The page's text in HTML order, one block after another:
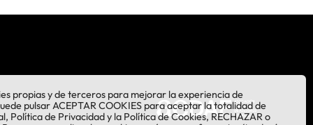
propias y de terceros para mejorar la experiencia de
pulsar ACEPTAR COOKIES para aceptar la totalidad de
Política de Privacidad y la Política de Cookies, RECHAZAR o